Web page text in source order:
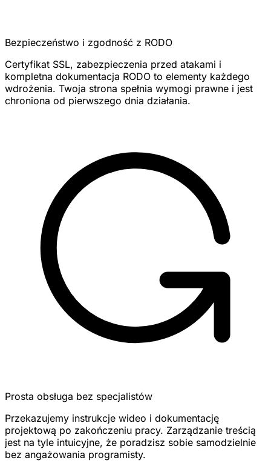
Bezpieczeństwo i zgodność z RODO
Certyfikat SSL, zabezpieczenia przed atakami i
kompletna dokumentacja RODO to elementy każdego
wdrożenia. Twoja strona spełnia wymogi prawne i jest
chroniona od pierwszego dnia działania.
Prosta obsługa bez specjalistów
Przekazujemy instrukcje wideo i dokumentację
projektową po zakończeniu pracy. Zarządzanie treścią
jest na tyle intuicyjne, że poradzisz sobie samodzielnie
bez angażowania programisty.